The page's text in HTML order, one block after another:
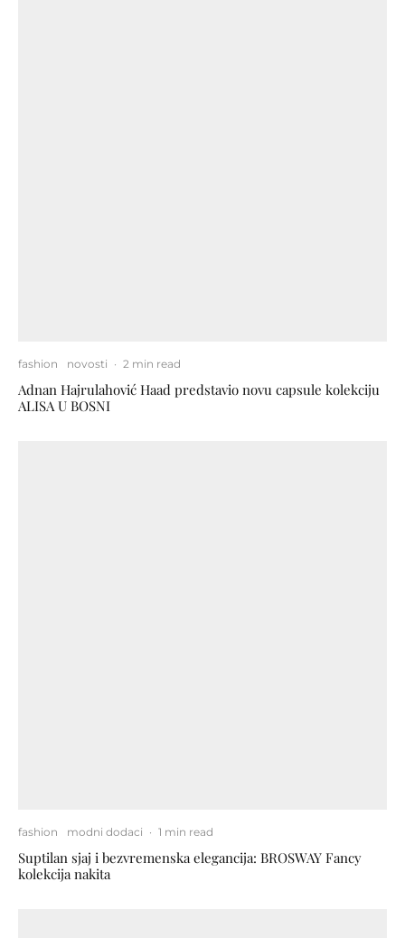
fashion novosti · 2 min read
Adnan Hajrulahović Haad predstavio novu capsule kolekciju
ALISA U BOSNI
fashion modni dodaci · 1 min read
Suptilan sjaj i bezvremenska elegancija: BROSWAY Fancy
kolekcija nakita